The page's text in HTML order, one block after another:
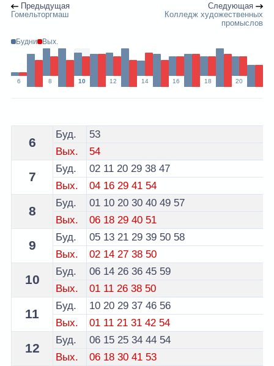
Предыдущая
Гомельторгмаш
Следующая
Колледж художественных
промыслов
Будни Вых.
6 8 10 12 14 16 18 20
Расписание 25 маршрутки Гомель - остановка
6
Буд.
53
Вых.
54
7
Буд. 02 11 20 29 38 47
Вых.
04 16 29 41 54
8
Буд. 01 10 20 30 40 49 57
Вых.
06 18 29 40 51
9
Буд. 05 13 21 29 39 50 58
Вых.
02 14 27 38 50
10
Буд. 06 14 26 36 45 59
Вых.
01 11 26 38 50
11
Буд. 10 20 29 37 46 56
Вых.
01 11 21 31 42 54
12
Буд. 06 15 25 34 44 54
Вых.
06 18 30 41 53